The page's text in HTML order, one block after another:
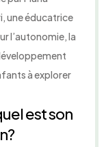
une éducatrice
l’autonomie, la
à explorer
est son